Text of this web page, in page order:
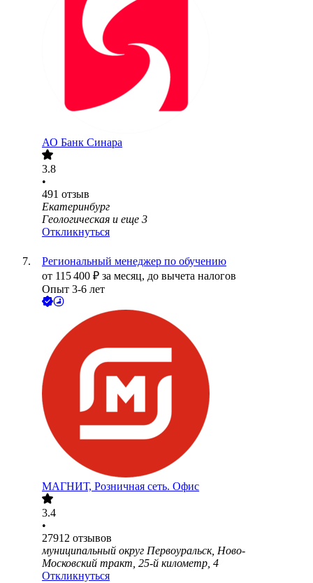
АО Банк Синара
3.8
•
491 отзыв
Екатеринбург
Геологическая и еще 3
Откликнуться
Региональный менеджер по обучению
от 115 400 ₽ за месяц, до вычета налогов
Опыт 3-6 лет
МАГНИТ, Розничная сеть. Офис
3.4
•
27912 отзывов
муниципальный округ Первоуральск, Ново-
Московский тракт, 25-й километр, 4
Откликнуться